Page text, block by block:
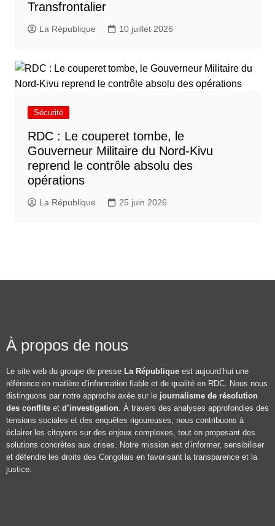
Transfrontalier
La République 10 juillet 2026
Sécurité
RDC : Le couperet tombe, le
Gouverneur Militaire du Nord-Kivu
reprend le contrôle absolu des
opérations
La République 25 juin 2026
À propos de nous
Le site web du groupe de presse La République est aujourd’hui une
référence en matière d’information fiable et de qualité en RDC. Nous nous
distinguons par notre approche axée sur le journalisme de résolution
des conflits et d’investigation. À travers des analyses approfondies des
tensions sociales et des enquêtes rigoureuses, nous contribuons à
éclairer les citoyens sur des enjeux complexes, tout en proposant des
solutions concrètes aux crises. Notre mission est d’informer, sensibiliser
et défendre les droits des Congolais en favorisant la transparence et la
justice.